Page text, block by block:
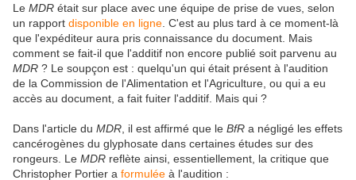
Le MDR était sur place avec une équipe de prise de vues, selon
un rapport disponible en ligne . C'est au plus tard à ce moment-là
que l'expéditeur aura pris connaissance du document. Mais
comment se fait-il que l'additif non encore publié soit parvenu au
MDR ? Le soupçon est : quelqu'un qui était présent à l'audition
de la Commission de l'Alimentation et l'Agriculture, ou qui a eu
accès au document, a fait fuiter l'additif. Mais qui ?
Dans l'article du MDR , il est affirmé que le BfR a négligé les effets
cancérogènes du glyphosate dans certaines études sur des
rongeurs. Le MDR reflète ainsi, essentiellement, la critique que
Christopher Portier a formulée à l'audition :